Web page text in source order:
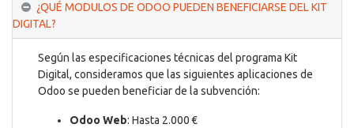
¿QUÉ MODULOS DE ODOO PUEDEN BENEFICIARSE DEL KIT
DIGITAL?
Según las especificaciones técnicas del programa Kit
Digital, consideramos que las siguientes aplicaciones de
Odoo se pueden beneficiar de la subvención:
Odoo Web: Hasta 2.000 €